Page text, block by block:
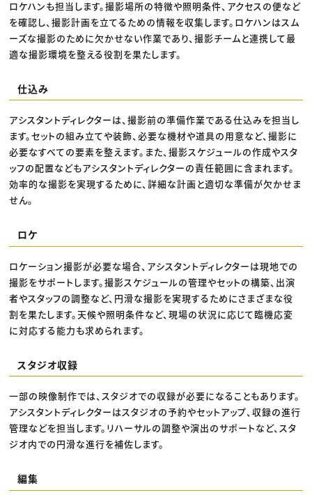
ロケハンも担当します。撮影場所の特徴や照明条件、アクセスの便など
を確認し、撮影計画を立てるための情報を収集します。ロケハンはスム
ーズな撮影のために欠かせない作業であり、撮影チームと連携して最
適な撮影環境を整える役割を果たします。
仕込み
アシスタントディレクターは、撮影前の準備作業である仕込みを担当し
ます。セットの組み立てや装飾、必要な機材や道具の用意など、撮影に
必要なすべての要素を整えます。また、撮影スケジュールの作成やスタ
ッフの配置などもアシスタントディレクターの責任範囲に含まれます。
効率的な撮影を実現するために、詳細な計画と適切な準備が欠かせま
せん。
ロケ
ロケーション撮影が必要な場合、アシスタントディレクターは現地での
撮影をサポートします。撮影スケジュールの管理やセットの構築、出演
者やスタッフの調整など、円滑な撮影を実現するためにさまざまな役
割を果たします。天候や照明条件など、現場の状況に応じて臨機応変
に対応する能力も求められます。
スタジオ収録
一部の映像制作では、スタジオでの収録が必要になることもあります。
アシスタントディレクターはスタジオの予約やセットアップ、収録の進行
管理などを担当します。リハーサルの調整や演出のサポートなど、スタ
ジオ内での円滑な進行を補佐します。
編集